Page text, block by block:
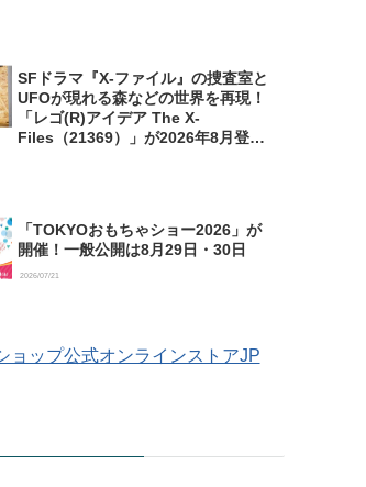
SFドラマ『X-ファイル』の捜査室と
UFOが現れる森などの世界を再現！
「レゴ(R)アイデア The X-
Files（21369）」が2026年8月登場
「TOKYOおもちゃショー2026」が
開催！一般公開は8月29日・30日
2026/07/21